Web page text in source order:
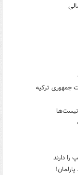
جمهوری ترکیه
را دارند